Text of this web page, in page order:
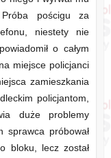
pościgu za
niestety nie
o całym
miejsce policjanci
zamieszkania
policjantom,
duże problemy
sprawca próbował
bloku, lecz został